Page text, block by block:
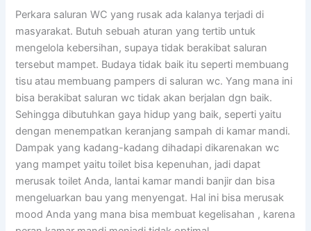
Perkara saluran WC yang rusak ada kalanya terjadi di
masyarakat. Butuh sebuah aturan yang tertib untuk
mengelola kebersihan, supaya tidak berakibat saluran
tersebut mampet. Budaya tidak baik itu seperti membuang
tisu atau membuang pampers di saluran wc. Yang mana ini
bisa berakibat saluran wc tidak akan berjalan dgn baik.
Sehingga dibutuhkan gaya hidup yang baik, seperti yaitu
dengan menempatkan keranjang sampah di kamar mandi.
Dampak yang kadang-kadang dihadapi dikarenakan wc
yang mampet yaitu toilet bisa kepenuhan, jadi dapat
merusak toilet Anda, lantai kamar mandi banjir dan bisa
mengeluarkan bau yang menyengat. Hal ini bisa merusak
mood Anda yang mana bisa membuat kegelisahan , karena